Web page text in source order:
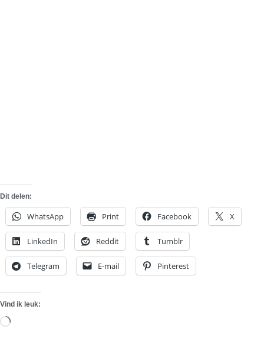
Dit delen:
WhatsApp Print Facebook X
LinkedIn Reddit Tumblr
Telegram E-mail Pinterest
Vind ik leuk:
Aan